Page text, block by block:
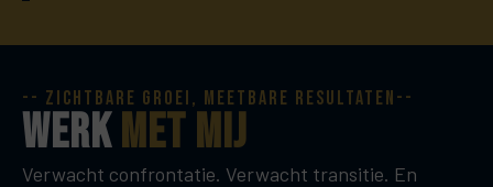
-- zichtbare groei, meetbare resultaten--
werkmet mij
Verwacht confrontatie. Verwacht transitie. En